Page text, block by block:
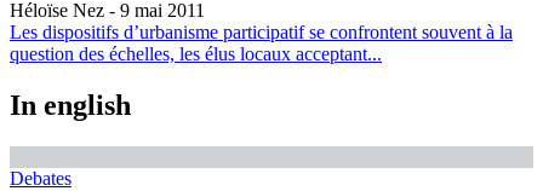
Héloïse Nez - 9 mai 2011
Les dispositifs d’urbanisme participatif se confrontent souvent à la
question des échelles, les élus locaux acceptant...
In english
Debates